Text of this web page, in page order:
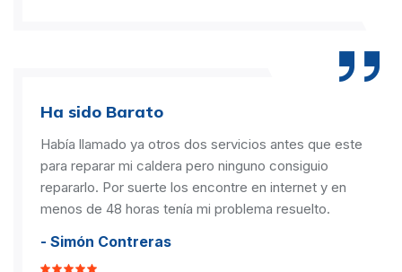
Ha sido Barato
Había llamado ya otros dos servicios antes que este
para reparar mi caldera pero ninguno consiguio
repararlo. Por suerte los encontre en internet y en
menos de 48 horas tenía mi problema resuelto.
- Simón Contreras